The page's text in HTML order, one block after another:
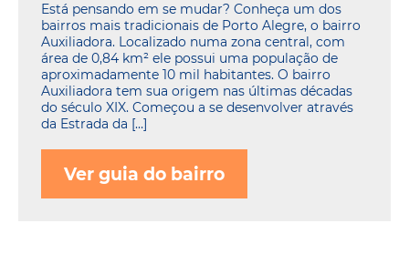
Está pensando em se mudar? Conheça um dos
bairros mais tradicionais de Porto Alegre, o bairro
Auxiliadora. Localizado numa zona central, com
área de 0,84 km² ele possui uma população de
aproximadamente 10 mil habitantes. O bairro
Auxiliadora tem sua origem nas últimas décadas
do século XIX. Começou a se desenvolver através
da Estrada da […]
Ver guia do bairro